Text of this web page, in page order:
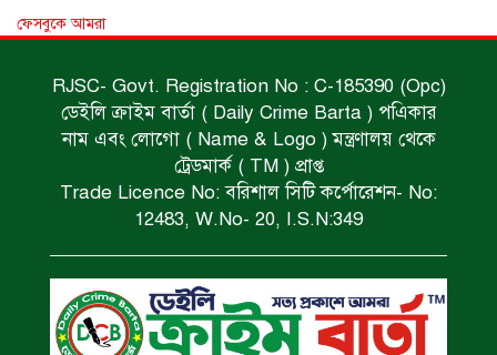
সড়ক দুর্ঘটনায় বাসচাপায় মৃত্যুর ঘটনা।
বিজিবি’র অভিযানে ইয়াবা জব্দ।
অপহৃত রোহিঙ্গা উদ্ধার।
ফেসবুকে আমরা
RJSC- Govt. Registration No : C-185390 (Opc)
ডেইলি ক্রাইম বার্তা ( Daily Crime Barta ) পএিকার
নাম এবং লোগো ( Name & Logo ) মন্ত্রণালয় থেকে
ট্রেডমার্ক ( TM ) প্রাপ্ত
Trade Licence No: বরিশাল সিটি কর্পোরেশন- No:
12483, W.No- 20, I.S.N:349